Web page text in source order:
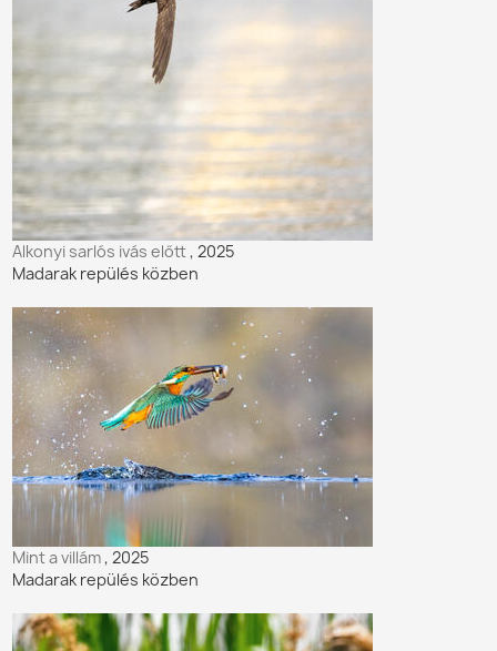
Alkonyi sarlós ivás előtt, 2025
Madarak repülés közben
Mint a villám, 2025
Madarak repülés közben